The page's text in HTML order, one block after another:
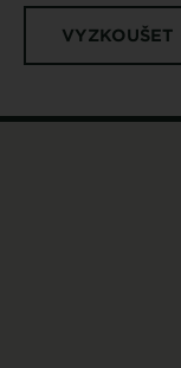
VYZKOUŠET